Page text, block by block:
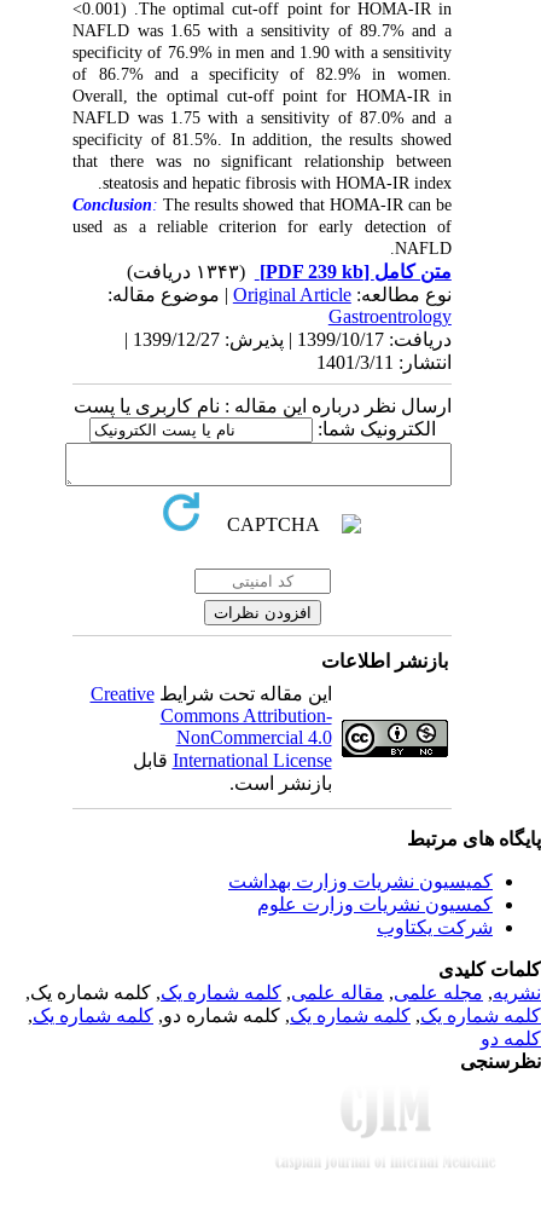
<0.001) .The optimal cut-off point for HOMA-IR in
NAFLD was 1.65 with a sensitivity of 89.7% and a
specificity of 76.9% in men and 1.90 with a sensitivity
of 86.7% and a specificity of 82.9% in women.
Overall, the optimal cut-off point for HOMA-IR in
NAFLD was 1.75 with a sensitivity of 87.0% and a
specificity of 81.5%. In addition, the results showed
that there was no significant relationship between
steatosis and hepatic fibrosis with HOMA-IR index.
Conclusion:The results showed that HOMA-IR can be
used as a reliable criterion for early detection of
NAFLD.
متن کامل[PDF 239 kb]
نوع مطالعه:Original Article| موضوع مقاله:
Gastroentrology
دریافت: 1399/10/17 | پذیرش: 1399/12/27 |
انتشار: 1401/3/11
ارسال نظر درباره این مقاله : نام کاربری یا پست
الکترونیک شما:
بازنشر اطلاعات
این مقاله تحت شرایطCreative
Commons Attribution-
NonCommercial 4.0
International Licenseقابل
بازنشر است.
های مرتبط
کمیسیون نشریات وزارت بهداشت
کمسیون نشریات وزارت علوم
شرکت یکتاوب
کلیدی
,مجله علمی, مقاله علمی, کلمه شماره یک, کلمه شماره یک,
شماره یک,کلمه شماره یک, کلمه شماره دو,کلمه شماره یک,
دو